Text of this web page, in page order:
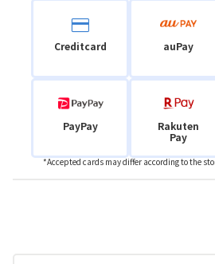
Creditcard auPay
PayPay
Rakuten
Pay
*Accepted cards may differ according to the